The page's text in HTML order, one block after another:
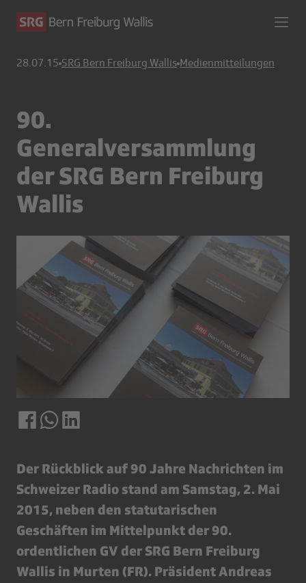
28.07.15 SRG Bern Freiburg Wallis Medienmitteilungen
90.
Generalversammlung
der SRG Bern Freiburg
Wallis
Der Rückblick auf 90 Jahre Nachrichten im
Schweizer Radio stand am Samstag, 2. Mai
2015, neben den statutarischen
Geschäften im Mittelpunkt der 90.
ordentlichen GV der SRG Bern Freiburg
Wallis in Murten (FR). Präsident Andreas